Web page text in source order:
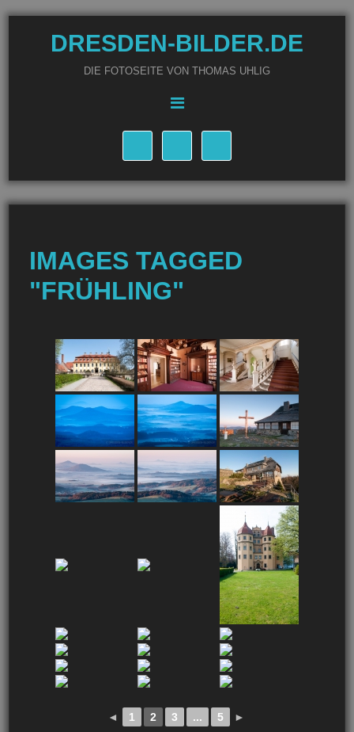
DRESDEN-BILDER.DE
DIE FOTOSEITE VON THOMAS UHLIG
IMAGES TAGGED
"FRÜHLING"
◄ 1 2 3 ... 5 ►